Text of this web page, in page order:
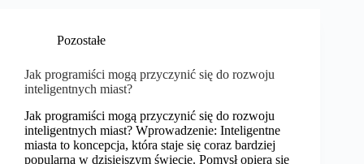
Pozostałe
Jak programiści mogą przyczynić się do rozwoju
inteligentnych miast?
Jak programiści mogą przyczynić się do rozwoju
inteligentnych miast? Wprowadzenie: Inteligentne
miasta to koncepcja, która staje się coraz bardziej
popularna w dzisiejszym świecie. Pomysł opiera się